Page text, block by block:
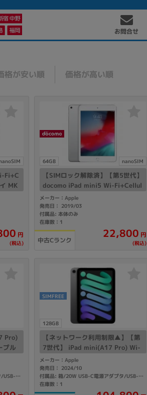
お問合せ
格が安い順 価格が高い順
nanoSIM
Fi+C
MK
リ
円
(税込)
64GB nanoSIM
【SIMロック解除済】【第5世代】
docomo iPad mini5 Wi-Fi+Cellul
ar 64GB シルバー MUX62J/A A2
124
メーカー：Apple
発売日： 2019/03
付属品: 本体のみ
在庫数：1
中古Cランク
22,800 円
(税込)
Pro)
プル
付属品: 箱/20W USB-C電源アダプタ/USB-C充電ケーブル(1m)/マニュアル
128GB
SIMFREE
【ネットワーク利用制限▲】【第
7世代】 iPad mini(A17 Pro) Wi-
Fi+Cellular 128GB スペースグレ
イ MXPN3J/A A2995 【SoftBan
k版SIMフリー】
メーカー：Apple
発売日： 2024/10
付属品: 箱/20W USB-C電源アダプタ/USB-C充電ケーブル(1m)/マニュアル
在庫数：1
PC周辺機器 PCパーツ
DVD-マルチ DVD-ROM DVD±RW